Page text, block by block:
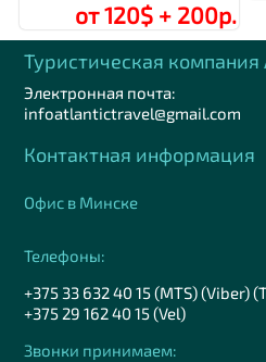
от 120$ + 200р.
Туристическая
Электронная почта:
infoatlantictravel@gmail.com
Контактная информация
Офис в Минске
Телефоны:
+375 33 632 40 15 (MTS) (Viber)
+375 29 162 40 15 (Vel)
Звонки принимаем: